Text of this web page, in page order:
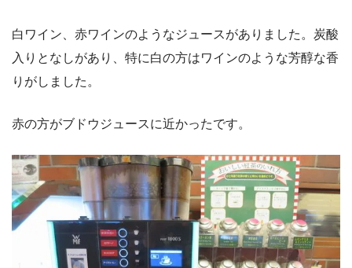
白ワイン、赤ワインのようなジュースがありました。炭酸
入りとなしがあり、特に白の方はワインのような芳醇な香
りがしました。
赤の方がブドウジュースに近かったです。